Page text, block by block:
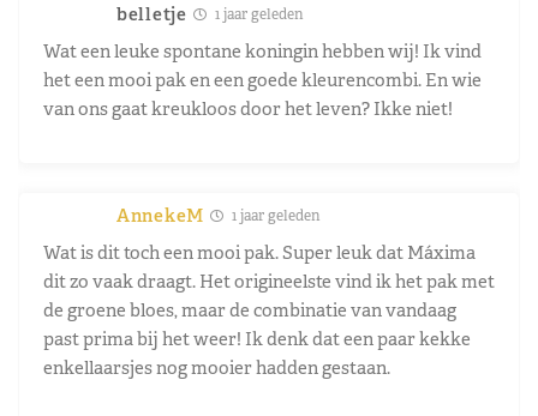
belletje 1 jaar geleden
Wat een leuke spontane koningin hebben wij! Ik vind
het een mooi pak en een goede kleurencombi. En wie
van ons gaat kreukloos door het leven? Ikke niet!
AnnekeM 1 jaar geleden
Wat is dit toch een mooi pak. Super leuk dat Máxima
dit zo vaak draagt. Het origineelste vind ik het pak met
de groene bloes, maar de combinatie van vandaag
past prima bij het weer! Ik denk dat een paar kekke
enkellaarsjes nog mooier hadden gestaan.